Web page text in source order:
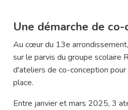
Une démarche de
Au cœur du 13e
sur le parvis du groupe scolaire
d'ateliers de co-conception
place.
Entre janvier et mars 2025, 3